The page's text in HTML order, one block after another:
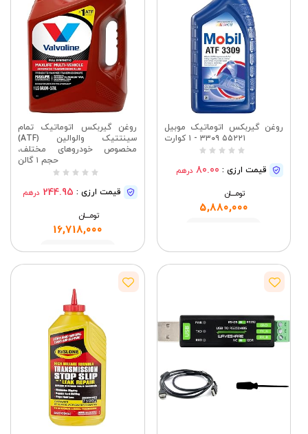
روغن گیربکس اتوماتیک موبیل
۵۵۲۲۱ ۳۳۰۹ - ۱ کوارت
قیمت ارزی : 80.00 درهم
تومــــــان
5,880,000
روغن گیربکس اتوماتیک تمام
سینتتیک والوالین (ATF)
مخصوص خودروهای مختلف،
حجم ۱ گالن
قیمت ارزی : 244.95 درهم
تومــــــان
16,718,000
مشاهده